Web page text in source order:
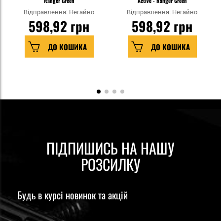
Відправлення: Негайно
598,92 грн
ДО КОШИКА
Відправлення: Негайно
598,92 грн
ДО КОШИКА
ПІДПИШИСЬ НА НАШУ
РОЗСИЛКУ
Будь в курсі новинок та акцій